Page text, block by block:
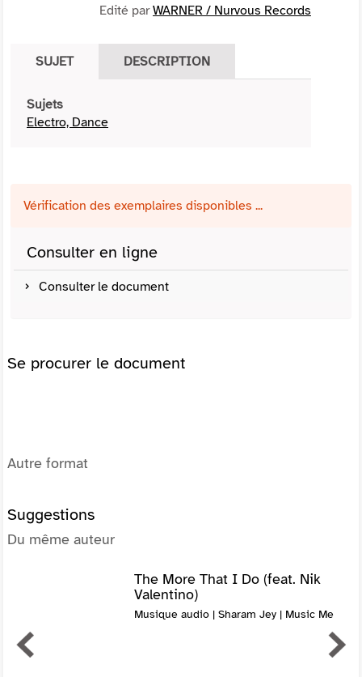
Edité parWARNER / Nurvous Records
SUJET DESCRIPTION
Sujets
Electro, Dance
Vérification des exemplaires disponibles ...
Consulter en ligne
Consulter le document
Se procurer le document
Autre format
Suggestions
Du même auteur
The More That I Do (feat. Nik
Valentino)
Musique audio | Sharam Jey | Music Me